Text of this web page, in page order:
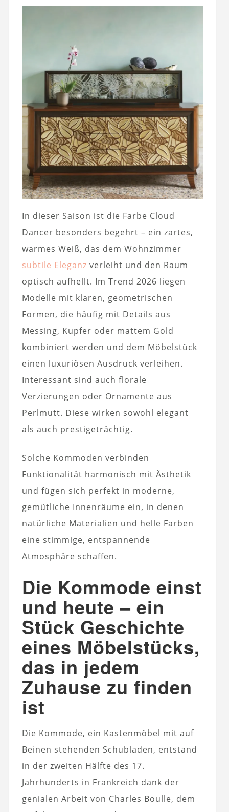
In dieser Saison ist die Farbe Cloud
Dancer besonders begehrt – ein zartes,
warmes Weiß, das dem Wohnzimmer
subtile Eleganz verleiht und den Raum
optisch aufhellt. Im Trend 2026 liegen
Modelle mit klaren, geometrischen
Formen, die häufig mit Details aus
Messing, Kupfer oder mattem Gold
kombiniert werden und dem Möbelstück
einen luxuriösen Ausdruck verleihen.
Interessant sind auch florale
Verzierungen oder Ornamente aus
Perlmutt. Diese wirken sowohl elegant
als auch prestigeträchtig.
Solche Kommoden verbinden
Funktionalität harmonisch mit Ästhetik
und fügen sich perfekt in moderne,
gemütliche Innenräume ein, in denen
natürliche Materialien und helle Farben
eine stimmige, entspannende
Atmosphäre schaffen.
Die Kommode einst
und heute – ein
Stück Geschichte
eines Möbelstücks,
das in jedem
Zuhause zu finden
ist
Die Kommode, ein Kastenmöbel mit auf
Beinen stehenden Schubladen, entstand
in der zweiten Hälfte des 17.
Jahrhunderts in Frankreich dank der
genialen Arbeit von Charles Boulle, dem